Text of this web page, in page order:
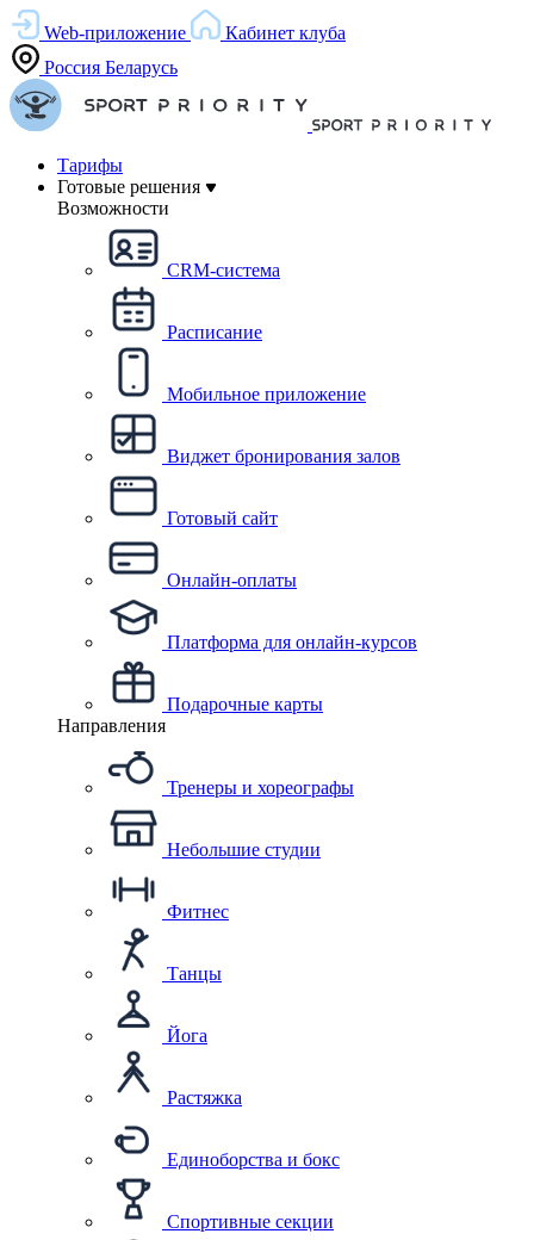
Web-приложение
Кабинет клуба
Россия Беларусь
Тарифы
Готовые решения
Возможности
CRM-система
Расписание
Мобильное приложение
Виджет бронирования залов
Готовый сайт
Онлайн-оплаты
Платформа для онлайн-курсов
Подарочные карты
Направления
Тренеры и хореографы
Небольшие студии
Фитнес
Танцы
Йога
Растяжка
Единоборства и бокс
Спортивные секции